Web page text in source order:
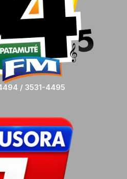
/ 3531-4495